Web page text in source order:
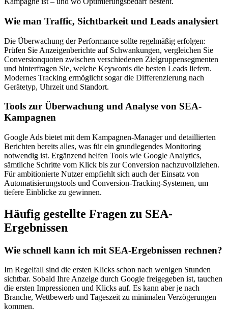
Wie man Traffic, Sichtbarkeit und Leads analysiert
Die Überwachung der Performance sollte regelmäßig erfolgen:
Prüfen Sie Anzeigenberichte auf Schwankungen, vergleichen Sie
Conversionquoten zwischen verschiedenen Zielgruppensegmenten
und hinterfragen Sie, welche Keywords die besten Leads liefern.
Modernes Tracking ermöglicht sogar die Differenzierung nach
Gerätetyp, Uhrzeit und Standort.
Tools zur Überwachung und Analyse von SEA-
Kampagnen
Google Ads bietet mit dem Kampagnen-Manager und detaillierten
Berichten bereits alles, was für ein grundlegendes Monitoring
notwendig ist. Ergänzend helfen Tools wie Google Analytics,
sämtliche Schritte vom Klick bis zur Conversion nachzuvollziehen.
Für ambitionierte Nutzer empfiehlt sich auch der Einsatz von
Automatisierungstools und Conversion-Tracking-Systemen, um
tiefere Einblicke zu gewinnen.
Häufig gestellte Fragen zu SEA-
Ergebnissen
Wie schnell kann ich mit SEA-Ergebnissen rechnen?
Im Regelfall sind die ersten Klicks schon nach wenigen Stunden
sichtbar. Sobald Ihre Anzeige durch Google freigegeben ist, tauchen
die ersten Impressionen und Klicks auf. Es kann aber je nach
Branche, Wettbewerb und Tageszeit zu minimalen Verzögerungen
kommen.